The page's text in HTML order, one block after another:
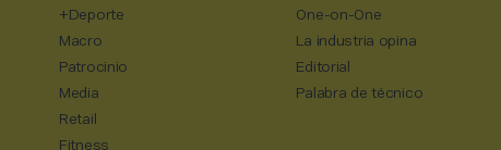
+Deporte
Macro
Patrocinio
Media
Retail
Fitness
One-on-One
La industria opina
Editorial
Palabra de técnico